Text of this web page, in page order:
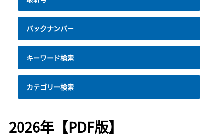
バックナンバー
キーワード検索
カテゴリー検索
2026年【PDF版】